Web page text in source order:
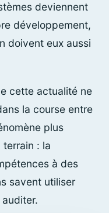
deviennent
développement,
doivent eux aussi
cette actualité ne
la course entre
plus
: la
à des
savent utiliser